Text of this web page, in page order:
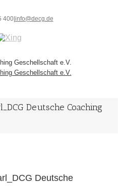
400| info@decg.de
Deutsche Coaching
Deutsche